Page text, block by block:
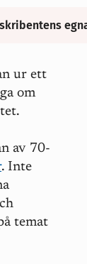
ur ett
om
av 70-
. Inte
temat